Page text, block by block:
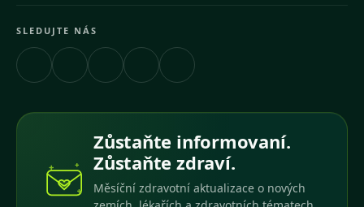
SLEDUJTE NÁS
Zůstaňte informovaní.
Zůstaňte zdraví.
Měsíční zdravotní aktualizace o nových